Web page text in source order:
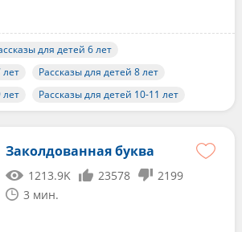
для детей 6 лет
лет
Рассказы для детей 8 лет
лет
Рассказы для детей 10-11 лет
Заколдованная буква
1213.9K 23578
2199
3 мин.